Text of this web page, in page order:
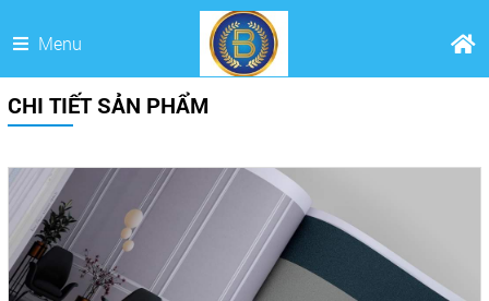
Menu
CHI TIẾT SẢN PHẨM